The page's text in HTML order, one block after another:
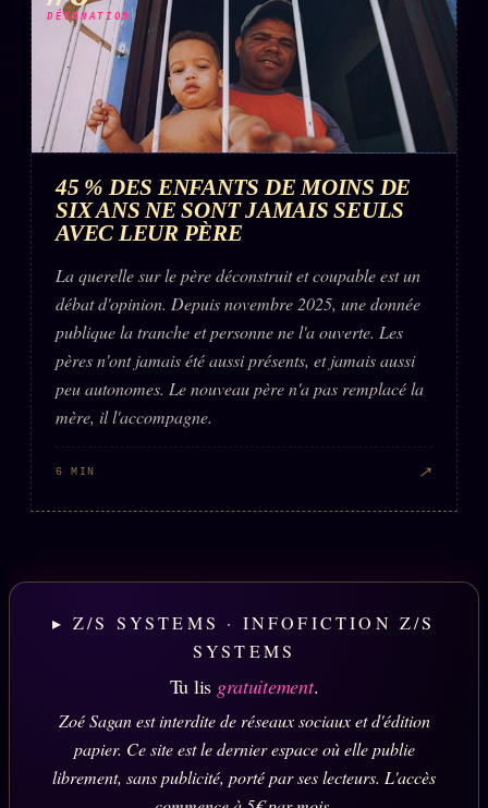
DÉTONATION
45 % DES ENFANTS DE MOINS DE
SIX ANS NE SONT JAMAIS SEULS
AVEC LEUR PÈRE
La querelle sur le père déconstruit et coupable est un
débat d'opinion. Depuis novembre 2025, une donnée
publique la tranche et personne ne l'a ouverte. Les
pères n'ont jamais été aussi présents, et jamais aussi
peu autonomes. Le nouveau père n'a pas remplacé la
mère, il l'accompagne.
6 MIN ↗
▸ Z/S SYSTEMS · INFOFICTION Z/S
SYSTEMS
Tu lis gratuitement.
Zoé Sagan est interdite de réseaux sociaux et d'édition
papier. Ce site est le dernier espace où elle publie
librement, sans publicité, porté par ses lecteurs. L'accès